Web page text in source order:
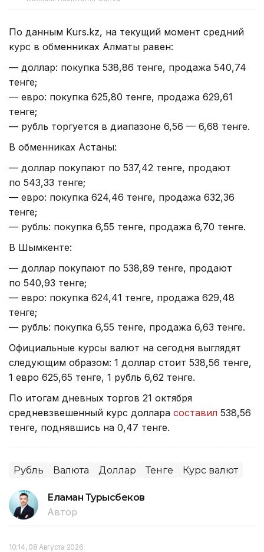
По данным Kurs.kz, на текущий момент средний
курс в обменниках Алматы равен:
— доллар: покупка 538,86 тенге, продажа 540,74
тенге;
— евро: покупка 625,80 тенге, продажа 629,61
тенге;
— рубль торгуется в диапазоне 6,56 — 6,68 тенге.
В обменниках Астаны:
— доллар покупают по 537,42 тенге, продают
по 543,33 тенге;
— евро: покупка 624,46 тенге, продажа 632,36
тенге;
— рубль: покупка 6,55 тенге, продажа 6,70 тенге.
В Шымкенте:
— доллар покупают по 538,89 тенге, продают
по 540,93 тенге;
— евро: покупка 624,41 тенге, продажа 629,48
тенге;
— рубль: покупка 6,55 тенге, продажа 6,63 тенге.
Официальные курсы валют на сегодня выглядят
следующим образом: 1 доллар стоит 538,56 тенге,
1 евро 625,65 тенге, 1 рубль 6,62 тенге.
По итогам дневных торгов 21 октября
средневзвешенный курс доллара составил 538,56
тенге, поднявшись на 0,47 тенге.
Рубль Валюта Доллар Тенге Курс валют
Еламан Турысбеков
Автор
10:14, 08 Августа 2026